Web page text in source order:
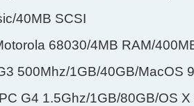
40MB SCSI
68030/4MB RAM/
500Mhz/1GB/40GB/MacOS
G4 1.5Ghz/1GB/80GB/OS X